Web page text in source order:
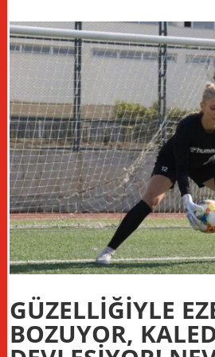
GÜZELLİĞİYLE
BOZUYOR,